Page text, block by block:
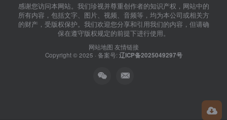
感谢您访问本网站。我们珍视并尊重创作者的知识产权，网站中的
所有内容，包括文字、图片、视频、音频等，均为本公司或相关方
的财产，受版权保护。我们欢迎您分享和引用我们的内容，但请确
保在遵守版权规定的前提下进行使用。
网站地图 友情链接
Copyright © 2025 · 备案号: 辽ICP备2025049297号